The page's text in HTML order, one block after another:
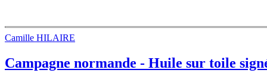
Camille HILAIRE
Campagne normande - Huile sur toile